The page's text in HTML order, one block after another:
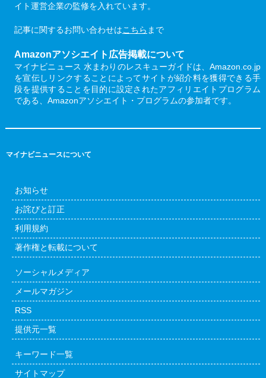
イト運営企業の監修を入れています。
記事に関するお問い合わせはこちら まで
Amazonアソシエイト広告掲載について
マイナビニュース 水まわりのレスキューガイドは、Amazon.co.jp
を宣伝しリンクすることによってサイトが紹介料を獲得できる手
段を提供することを目的に設定されたアフィリエイトプログラム
である、Amazonアソシエイト・プログラムの参加者です。
マイナビニュースについて
お知らせ
お詫びと訂正
利用規約
著作権と転載について
ソーシャルメディア
メールマガジン
RSS
提供元一覧
キーワード一覧
サイトマップ